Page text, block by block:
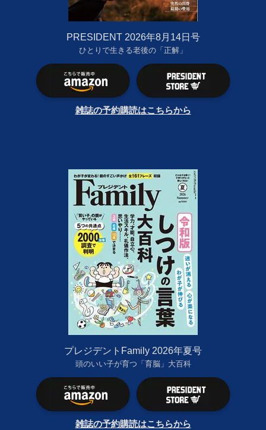
PRESIDENT 2026年8月14日号
ひとりで生きる老後の「正解」
雑誌の予約購読はこちらから
プレジデントFamily 2026年夏号
頭のいい子が育つ「育脳」大百科
雑誌の予約購読はこちらから